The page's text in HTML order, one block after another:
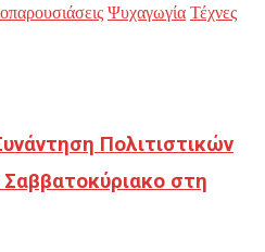
Ψυχαγωγία Τέχνες
Πολιτιστικών
στη